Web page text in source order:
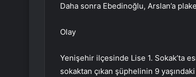
Daha sonra Ebedinoğlu, Arslan’a
Olay
Yenişehir ilçesinde Lise 1. Sokak’ta
sokaktan çıkan şüphelinin 9